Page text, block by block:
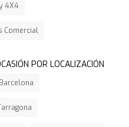
4X4
Comercial
POR LOCALIZACIÓN